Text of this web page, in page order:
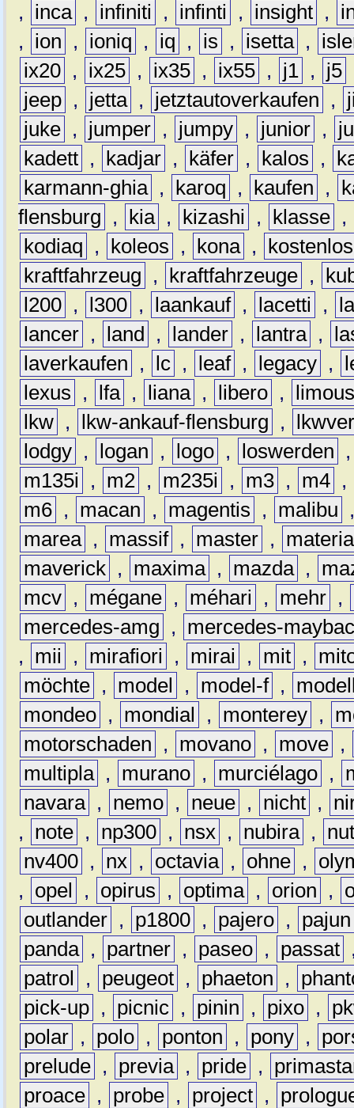
,
inca , infiniti , infinti , insight ,
,
ion , ioniq , iq , is , isetta ,
ix20 , ix25 , ix35 , ix55 , j1 , j5
jeep , jetta , jetztautoverkaufen ,
juke , jumper , jumpy , junior ,
kadett , kadjar , käfer , kalos ,
karmann-ghia , karoq , kaufen ,
flensburg
, kia , kizashi , klasse ,
kodiaq
, koleos , kona ,
kostenlos
kraftfahrzeug
, kraftfahrzeuge ,
l200 , l300 , laankauf , lacetti ,
lancer , land , lander , lantra ,
laverkaufen
, lc , leaf , legacy ,
lexus
, lfa , liana , libero ,
lkw , lkw-ankauf-flensburg ,
lodgy , logan , logo , loswerden
m135i
, m2 , m235i , m3 , m4 ,
m6 , macan , magentis , malibu
marea , massif , master ,
materia
maverick , maxima , mazda ,
mcv , mégane , méhari , mehr ,
mercedes-amg
,
mercedes-
,
mii , mirafiori , mirai , mit ,
möchte , model , model-f ,
mondeo , mondial , monterey ,
motorschaden
, movano , move ,
multipla , murano , murciélago ,
navara , nemo , neue , nicht ,
,
note , np300 , nsx , nubira ,
nv400 , nx , octavia , ohne ,
,
opel , opirus , optima , orion ,
outlander , p1800 , pajero ,
pajun
panda , partner , paseo , passat
patrol
, peugeot , phaeton ,
pick-up , picnic , pinin , pixo ,
polar , polo , ponton , pony ,
prelude , previa , pride ,
proace , probe , project ,